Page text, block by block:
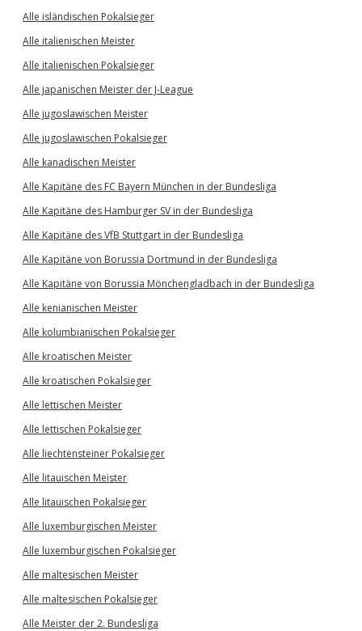
Alle isländischen Pokalsieger
Alle italienischen Meister
Alle italienischen Pokalsieger
Alle japanischen Meister der J-League
Alle jugoslawischen Meister
Alle jugoslawischen Pokalsieger
Alle kanadischen Meister
Alle Kapitäne des FC Bayern München in der Bundesliga
Alle Kapitäne des Hamburger SV in der Bundesliga
Alle Kapitäne des VfB Stuttgart in der Bundesliga
Alle Kapitäne von Borussia Dortmund in der Bundesliga
Alle Kapitäne von Borussia Mönchengladbach in der Bundesliga
Alle kenianischen Meister
Alle kolumbianischen Pokalsieger
Alle kroatischen Meister
Alle kroatischen Pokalsieger
Alle lettischen Meister
Alle lettischen Pokalsieger
Alle liechtensteiner Pokalsieger
Alle litauischen Meister
Alle litauischen Pokalsieger
Alle luxemburgischen Meister
Alle luxemburgischen Pokalsieger
Alle maltesischen Meister
Alle maltesischen Pokalsieger
Alle Meister der 2. Bundesliga